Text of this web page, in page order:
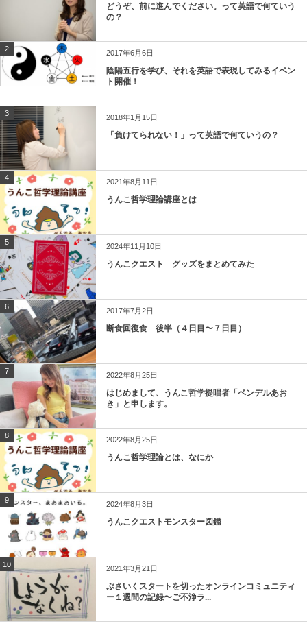
どうぞ、前に進んでください。って英語で何ていう
の？
2 2017年6月6日
陰陽五行を学び、それを英語で表現してみるイベン
ト開催！
3 2018年1月15日
「負けてられない！」って英語で何ていうの？
4 2021年8月11日
うんこ哲学理論講座とは
5 2024年11月10日
うんこクエスト グッズをまとめてみた
6 2017年7月2日
断食回復食 後半（４日目〜７日目）
7 2022年8月25日
はじめまして、うんこ哲学提唱者「ベンデルあお
き」と申します。
8 2022年8月25日
うんこ哲学理論とは、なにか
9 2024年8月3日
うんこクエストモンスター図鑑
10 2021年3月21日
ぶさいくスタートを切ったオンラインコミュニティ
ー１週間の記録〜ご不浄ラ...